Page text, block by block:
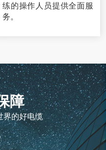
练的操作人员提供全面服
务。
障
界的好电缆